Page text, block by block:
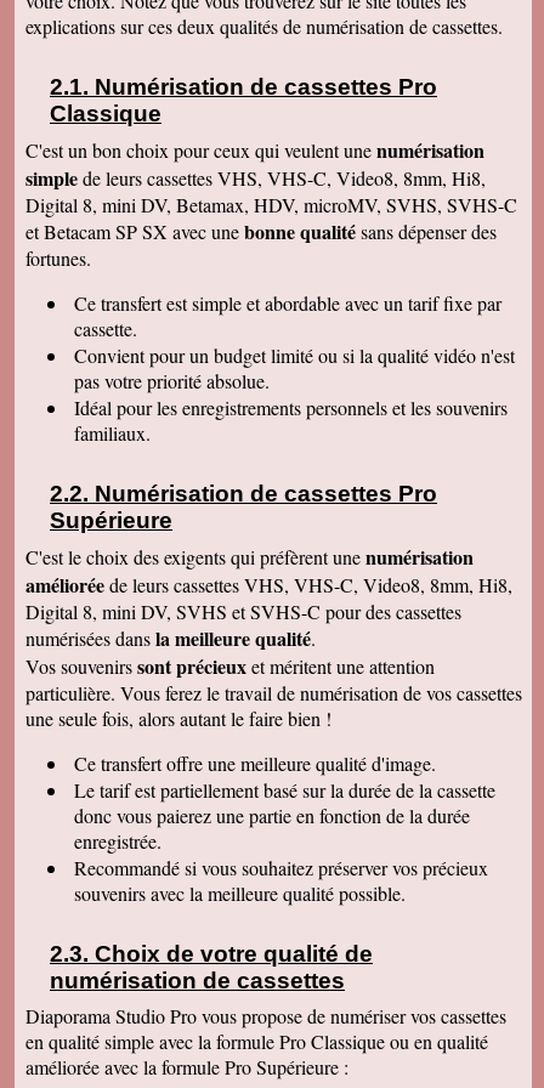
Le service aux clients est un art Mme Masse
est une artiste qui aime son métier et se soucie
Denise J
Merci pour votre très agréable numérisation sur
facilement. J'ai déménagé en Résidence
autonomie et trouvé quelqu'un pour la lancer sur
l'écran. Mais c'était simple et évident, avec un
peu de courage et de réflexion j'y serai
parvenue. Tout fonctionne, facile d'accès.
Merci. Je garde vos coordonnées. Bien
Bernard G
Pour votre livre d'or : J'ai oublié ou plutôt remis
à plus tard ce que je devais vous écrire après
avoir reçu le disque dur. Pardonnez ma
négligence. Je tiens à vous redire toute ma
satisfaction, pour le travail accompli, mais aussi
vous remercier pour la qualité de votre relation
avec vos clients, ce qui constitue au final une
pour votre entreprise. Bien cordialement
Claudine T
de déballer et de picorer d'une cassette à l'autre.
Merci pour le travail. Nos souvenirs sont sauvés
: une grande joie pour mes enfants et mes
petits enfants. Je vous recommanderais dans
mon entourage pour votre sérieux. Merci
encore.
Aurélie V
Bonjour Sandrine !! J'ai mis du temps pour vous
écrire un commentaire très positif car nous
Merveilleux travail !!! Les films sont super !!
Excellente qualité d'images malgré l'âge des K7
:) Vous êtes une personne de confiance et je
suis heureuse de vous avoir confié les vidéos
de ma Maman décédée !! Je vous recommande
vraiment !! Prenez bien soin de vous !! Au
plaisir
Gislaine P
pas que ça rendrait aussi bien du fait que mes
cassettes sont vieilles plus de 30 ans ! Je vais
parler de vous à ma soeur qui a des cassettes a
copier aussi sur des cd. Bonne journée
Félix F.
explications sur ces deux qualités de numérisation de cassettes.
Numérisation de cassettes Pro
Classique
C'est un bon choix pour ceux qui veulent unenumérisation
simplede leurs cassettes VHS, VHS-C, Video8, 8mm, Hi8,
Digital 8, mini DV, Betamax, HDV, microMV, SVHS, SVHS-C
et Betacam SP SX avec unebonne qualitésans dépenser des
fortunes.
Ce transfertest simple et abordable avec un tarif fixe par
cassette.
Convient pour un budget limité ou si la qualité vidéo n'est
pas votre priorité absolue.
Idéal pour les enregistrements personnels et les souvenirs
familiaux.
Numérisation de cassettes Pro
Supérieure
C'est le choix des exigents qui préfèrent unenumérisation
amélioréede leurs cassettes VHS, VHS-C, Video8, 8mm, Hi8,
Digital 8, mini DV, SVHS et SVHS-C pour des cassettes
numérisées dansla meilleure qualité.
Vos souvenirssont précieuxet méritent une attention
particulière. Vous ferez le travail de numérisation de vos cassettes
une seule fois, alors autant le faire bien !
Ce transfertoffre une meilleure qualité d'image.
Le tarif est partiellement basé sur la durée de la cassette
donc vous paierez une partie en fonction de la durée
enregistrée.
Recommandé si vous souhaitez préserver vos précieux
souvenirs avec la meilleure qualité possible.
Choix de votre qualité de
numérisation de cassettes
Diaporama Studio Pro vous propose de numériser vos cassettes
en qualité simple avec la formule Pro Classique ou en qualité
améliorée avec la formule Pro Supérieure :